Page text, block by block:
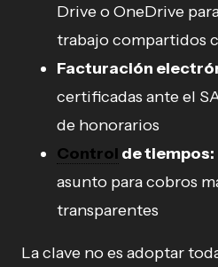
Drive o OneDrive
trabajo compartidos
Facturación
certificadas ante el
de honorarios
Control de tiempos:
asunto para cobros
transparentes
La clave no es adoptar